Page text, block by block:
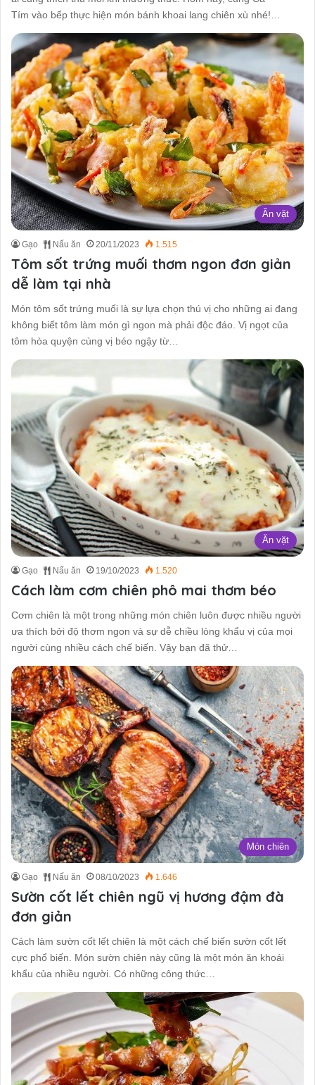
Tím vào bếp thực hiện món bánh khoai lang chiên xù nhé!…
Ăn vặt
Gạo Nấu ăn 20/11/2023 1.515
Tôm sốt trứng muối thơm ngon đơn giản
dễ làm tại nhà
Món tôm sốt trứng muối là sự lựa chọn thú vị cho những ai đang
không biết tôm làm món gì ngon mà phải độc đáo. Vị ngọt của
tôm hòa quyện cùng vị béo ngậy từ…
Ăn vặt
Gạo Nấu ăn 19/10/2023 1.520
Cách làm cơm chiên phô mai thơm béo
Cơm chiên là một trong những món chiên luôn được nhiều người
ưa thích bởi độ thơm ngon và sự dễ chiều lòng khẩu vị của mọi
người cùng nhiều cách chế biến. Vậy bạn đã thử…
Món chiên
Gạo Nấu ăn 08/10/2023 1.646
Sườn cốt lết chiên ngũ vị hương đậm đà
đơn giản
Cách làm sườn cốt lết chiên là một cách chế biến sườn cốt lết
cực phổ biến. Món sườn chiên này cũng là một món ăn khoái
khẩu của nhiều người. Có những công thức…